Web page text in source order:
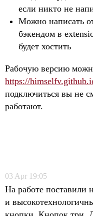
если никто не
Можно написать
бэкендом в
будет хостить
Рабочую версию
https://
подключиться вы не
работают.
03 Apr 19:05
На работе поставили
и